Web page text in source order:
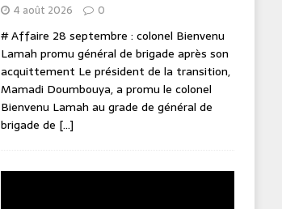
4 août 2026 0
# Affaire 28 septembre : colonel Bienvenu
Lamah promu général de brigade après son
acquittement Le président de la transition,
Mamadi Doumbouya, a promu le colonel
Bienvenu Lamah au grade de général de
brigade de [...]